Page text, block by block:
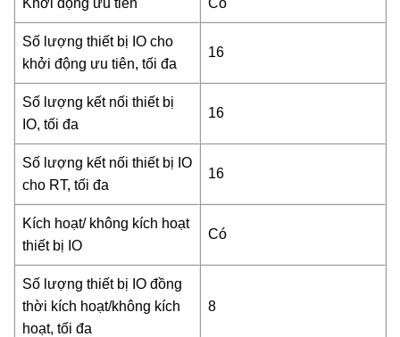
Số lượng thiết bị IO cho
khởi động ưu tiên, tối đa
16
Số lượng kết nối thiết bị
IO, tối đa
16
Số lượng kết nối thiết bị IO
cho RT, tối đa
16
Kích hoạt/ không kích hoạt
thiết bị IO
Có
Số lượng thiết bị IO đồng
thời kích hoạt/không kích
hoạt, tối đa
8